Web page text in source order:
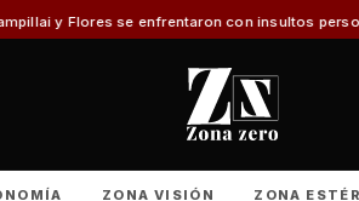
se enfrentaron con insultos personales Fin a la
ZONA VISIÓN ZONA